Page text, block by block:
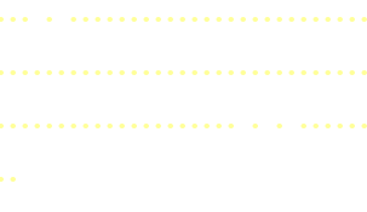
. .